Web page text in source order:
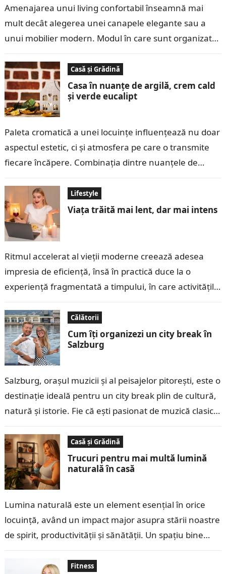
Amenajarea unui living confortabil înseamnă mai
mult decât alegerea unei canapele elegante sau a
unui mobilier modern. Modul în care sunt organizate
Casă și Grădină
Casa în nuanțe de argilă, crem cald
și verde eucalipt
Paleta cromatică a unei locuințe influențează nu doar
aspectul estetic, ci și atmosfera pe care o transmite
fiecare încăpere. Combinația dintre nuanțele de
Lifestyle
Viața trăită mai lent, dar mai intens
Ritmul accelerat al vieții moderne creează adesea
impresia de eficiență, însă în practică duce la o
experiență fragmentată a timpului, în care activitățile
Călătorii
Cum îți organizezi un city break în
Salzburg
Salzburg, orașul muzicii și al peisajelor pitorești, este o
destinație ideală pentru un city break plin de cultură,
natură și istorie. Fie că ești pasionat de muzică clasică,
Casă și Grădină
Trucuri pentru mai multă lumină
naturală în casă
Lumina naturală este un element esențial în orice
locuință, având un impact major asupra stării noastre
de spirit, productivității și sănătății. Un spațiu bine
Fitness